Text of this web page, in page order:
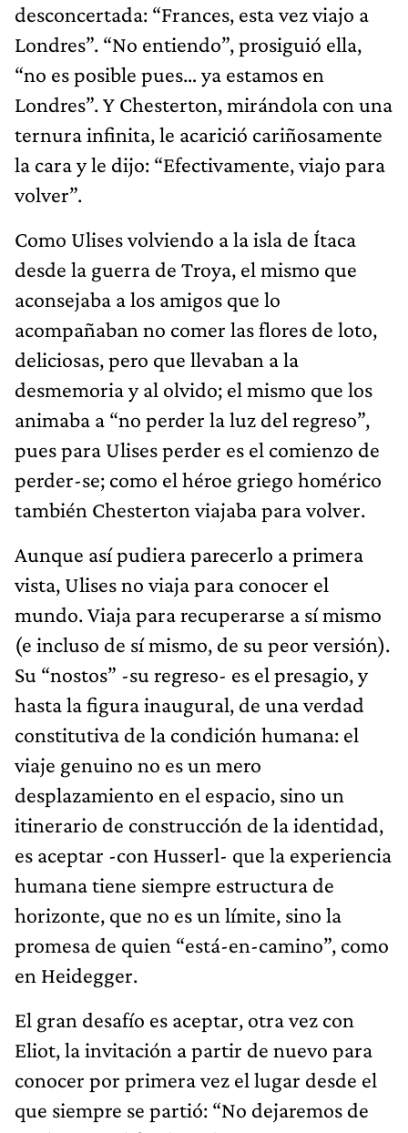
desconcertada: “Frances, esta vez viajo a
Londres”. “No entiendo”, prosiguió ella,
“no es posible pues… ya estamos en
Londres”. Y Chesterton, mirándola con una
ternura infinita, le acarició cariñosamente
la cara y le dijo: “Efectivamente, viajo para
volver”.
Como Ulises volviendo a la isla de Ítaca
desde la guerra de Troya, el mismo que
aconsejaba a los amigos que lo
acompañaban no comer las flores de loto,
deliciosas, pero que llevaban a la
desmemoria y al olvido; el mismo que los
animaba a “no perder la luz del regreso”,
pues para Ulises perder es el comienzo de
perder-se; como el héroe griego homérico
también Chesterton viajaba para volver.
Aunque así pudiera parecerlo a primera
vista, Ulises no viaja para conocer el
mundo. Viaja para recuperarse a sí mismo
(e incluso de sí mismo, de su peor versión).
Su “nostos” -su regreso- es el presagio, y
hasta la figura inaugural, de una verdad
constitutiva de la condición humana: el
viaje genuino no es un mero
desplazamiento en el espacio, sino un
itinerario de construcción de la identidad,
es aceptar -con Husserl- que la experiencia
humana tiene siempre estructura de
horizonte, que no es un límite, sino la
promesa de quien “está-en-camino”, como
en Heidegger.
El gran desafío es aceptar, otra vez con
Eliot, la invitación a partir de nuevo para
conocer por primera vez el lugar desde el
que siempre se partió: “No dejaremos de